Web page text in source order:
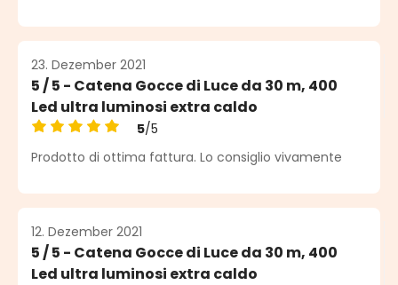
23. Dezember 2021
5 / 5 - Catena Gocce di Luce da 30 m, 400
Led ultra luminosi extra caldo
Durchschnittliche Bewertung von 5 von 5 Sternen
5/5
Prodotto di ottima fattura. Lo consiglio vivamente
12. Dezember 2021
5 / 5 - Catena Gocce di Luce da 30 m, 400
Led ultra luminosi extra caldo